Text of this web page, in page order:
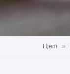
Hjem »